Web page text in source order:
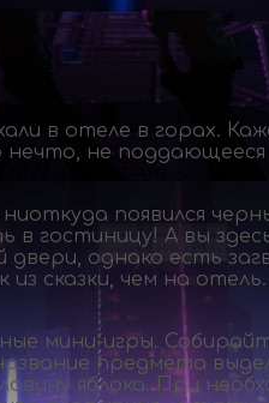
в отеле в горах.
не поддающееся
появился
в гостиницу! А вы
однако есть
сказки, чем на
мини-игры.
предмета
яблока. При